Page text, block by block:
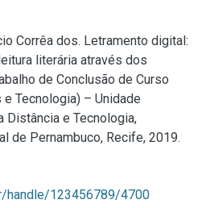
Corrêa dos. Letramento digital:
literária através dos
de Conclusão de Curso
Tecnologia) – Unidade
Distância e Tecnologia,
de Pernambuco, Recife, 2019.
handle/123456789/4700